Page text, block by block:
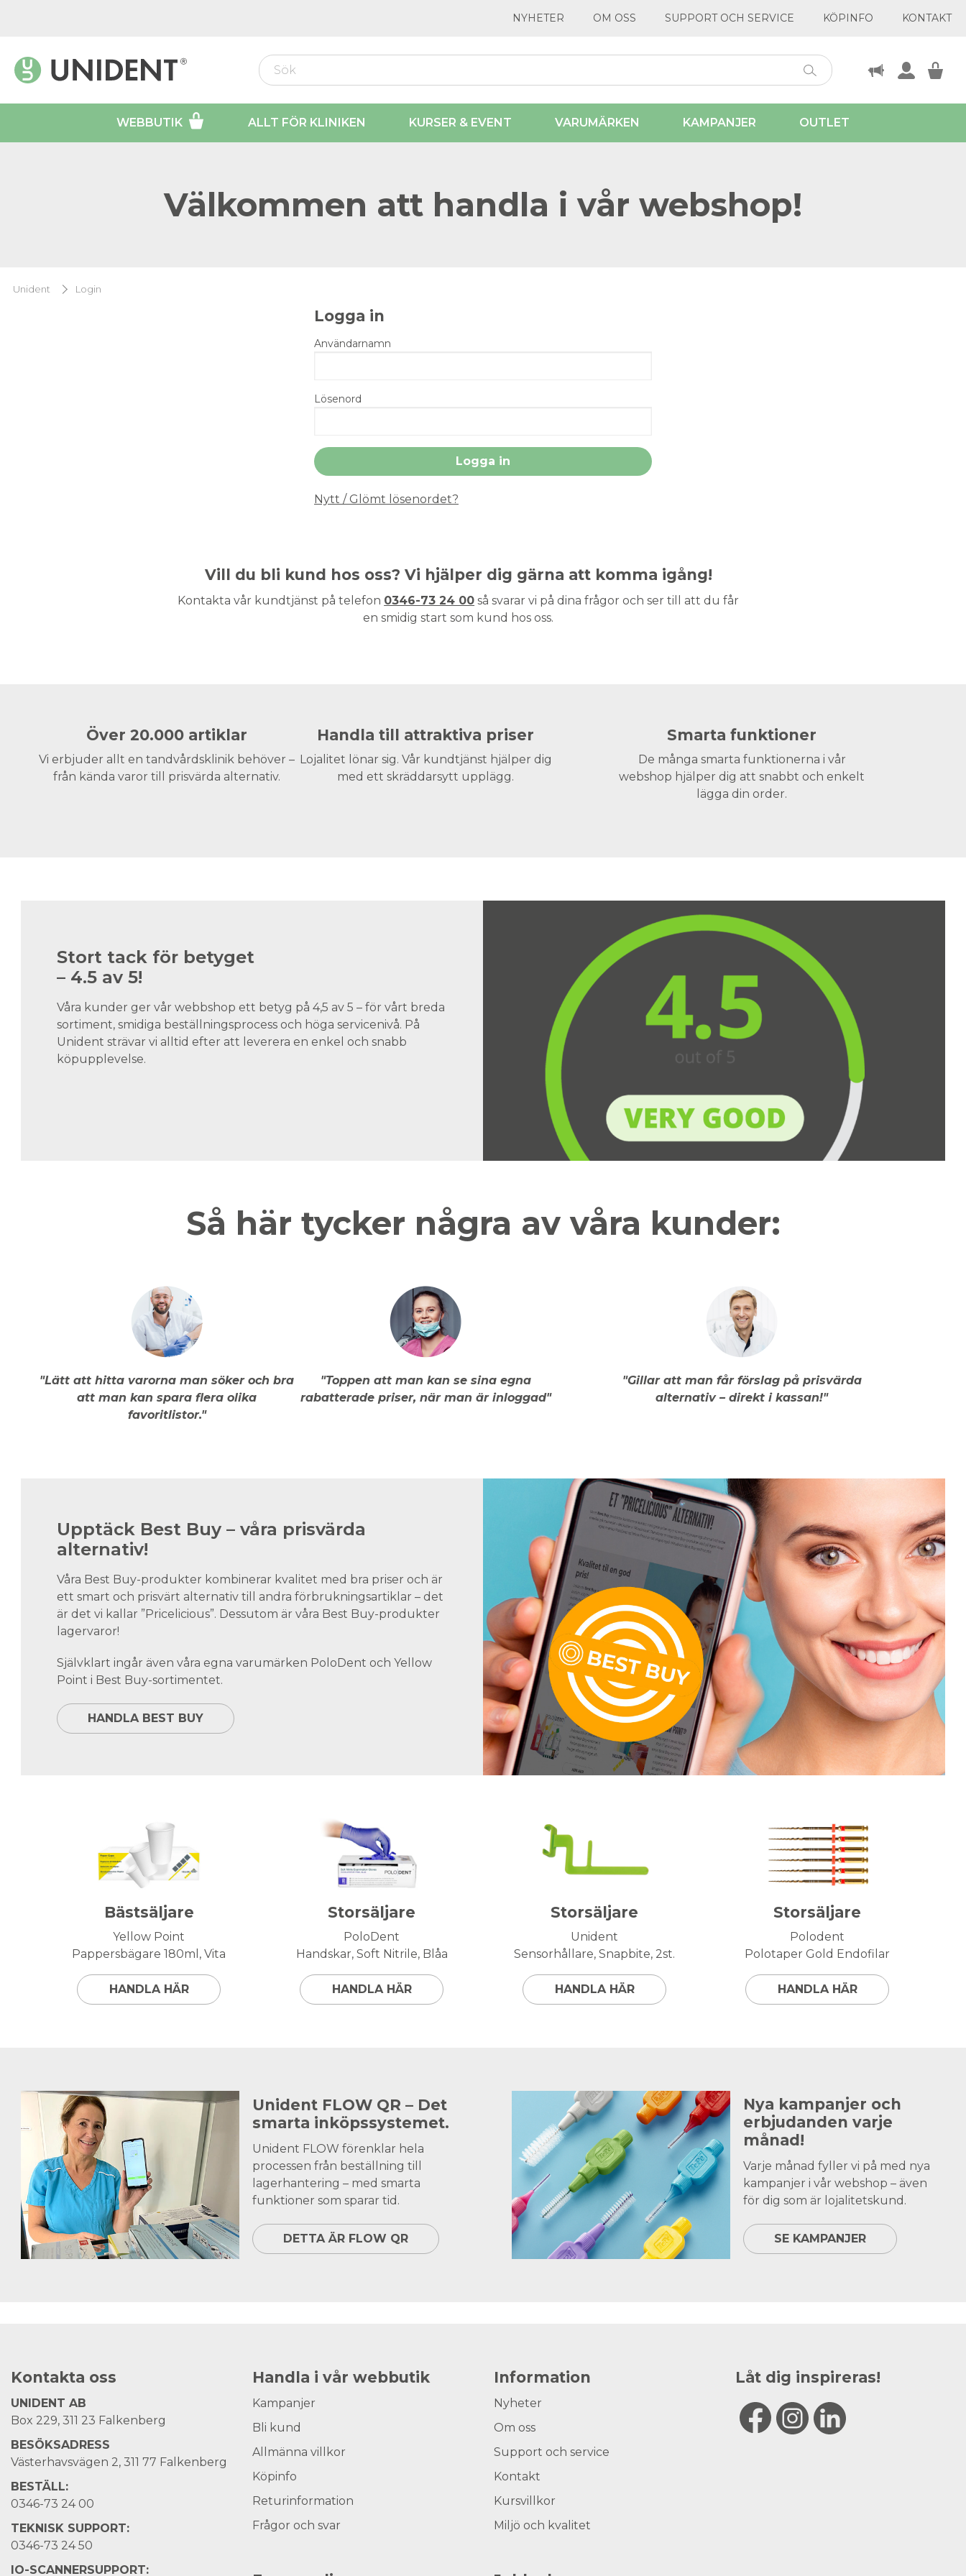
NYHETER OM OSS SUPPORT OCH SERVICE KÖPINFO KONTAKT
WEBBUTIK ALLT FÖR KLINIKEN KURSER & EVENT VARUMÄRKEN KAMPANJER OUTLET
Välkommen att handla i vår webshop!
Unident Login
Logga in
Användarnamn
Lösenord
Nytt / Glömt lösenordet?
Vill du bli kund hos oss? Vi hjälper dig gärna att komma igång!
Kontakta vår kundtjänst på telefon 0346-73 24 00 så svarar vi på dina frågor och ser till att du får
en smidig start som kund hos oss.
Över 20.000 artiklar
Vi erbjuder allt en tandvårdsklinik behöver –
från kända varor till prisvärda alternativ.
Handla till attraktiva priser
Lojalitet lönar sig. Vår kundtjänst hjälper dig
med ett skräddarsytt upplägg.
Smarta funktioner
De många smarta funktionerna i vår
webshop hjälper dig att snabbt och enkelt
lägga din order.
Stort tack för betyget
– 4.5 av 5!
Våra kunder ger vår webbshop ett betyg på 4,5 av 5 – för vårt breda
sortiment, smidiga beställningsprocess och höga servicenivå. På
Unident strävar vi alltid efter att leverera en enkel och snabb
köpupplevelse.
Så här tycker några av våra kunder:
"Lätt att hitta varorna man söker och bra
att man kan spara flera olika
favoritlistor."
"Toppen att man kan se sina egna
rabatterade priser, när man är inloggad"
"Gillar att man får förslag på prisvärda
alternativ – direkt i kassan!"
Upptäck Best Buy – våra prisvärda
alternativ!
Våra Best Buy-produkter kombinerar kvalitet med bra priser och är
ett smart och prisvärt alternativ till andra förbrukningsartiklar – det
är det vi kallar ”Pricelicious”. Dessutom är våra Best Buy-produkter
lagervaror!
Självklart ingår även våra egna varumärken PoloDent och Yellow
Point i Best Buy-sortimentet.
HANDLA BEST BUY
Bästsäljare
Yellow Point
Pappersbägare 180ml, Vita
HANDLA HÄR
Storsäljare
PoloDent
Handskar, Soft Nitrile, Blåa
HANDLA HÄR
Storsäljare
Unident
Sensorhållare, Snapbite, 2st.
HANDLA HÄR
Storsäljare
Polodent
Polotaper Gold Endofilar
HANDLA HÄR
Unident FLOW QR – Det
smarta inköpssystemet.
Unident FLOW förenklar hela
processen från beställning till
lagerhantering – med smarta
funktioner som sparar tid.
DETTA ÄR FLOW QR
Nya kampanjer och
erbjudanden varje
månad!
Varje månad fyller vi på med nya
kampanjer i vår webshop – även
för dig som är lojalitetskund.
SE KAMPANJER
Kontakta oss
UNIDENT AB
Box 229, 311 23 Falkenberg
BESÖKSADRESS
Västerhavsvägen 2, 311 77 Falkenberg
BESTÄLL:
0346-73 24 00
TEKNISK SUPPORT:
0346-73 24 50
IO-SCANNERSUPPORT:
Handla i vår webbutik
Kampanjer
Bli kund
Allmänna villkor
Köpinfo
Returinformation
Frågor och svar
Information
Nyheter
Om oss
Support och service
Kontakt
Kursvillkor
Miljö och kvalitet
Låt dig inspireras!